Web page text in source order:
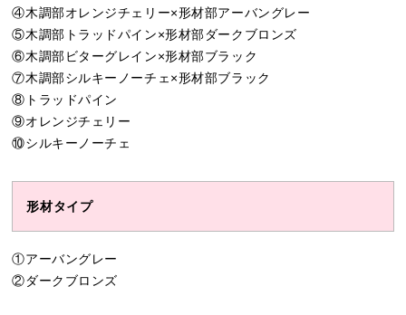
④木調部オレンジチェリー×形材部アーバングレー
⑤木調部トラッドパイン×形材部ダークブロンズ
⑥木調部ビターグレイン×形材部ブラック
⑦木調部シルキーノーチェ×形材部ブラック
⑧トラッドパイン
⑨オレンジチェリー
⑩シルキーノーチェ
形材タイプ
①アーバングレー
②ダークブロンズ